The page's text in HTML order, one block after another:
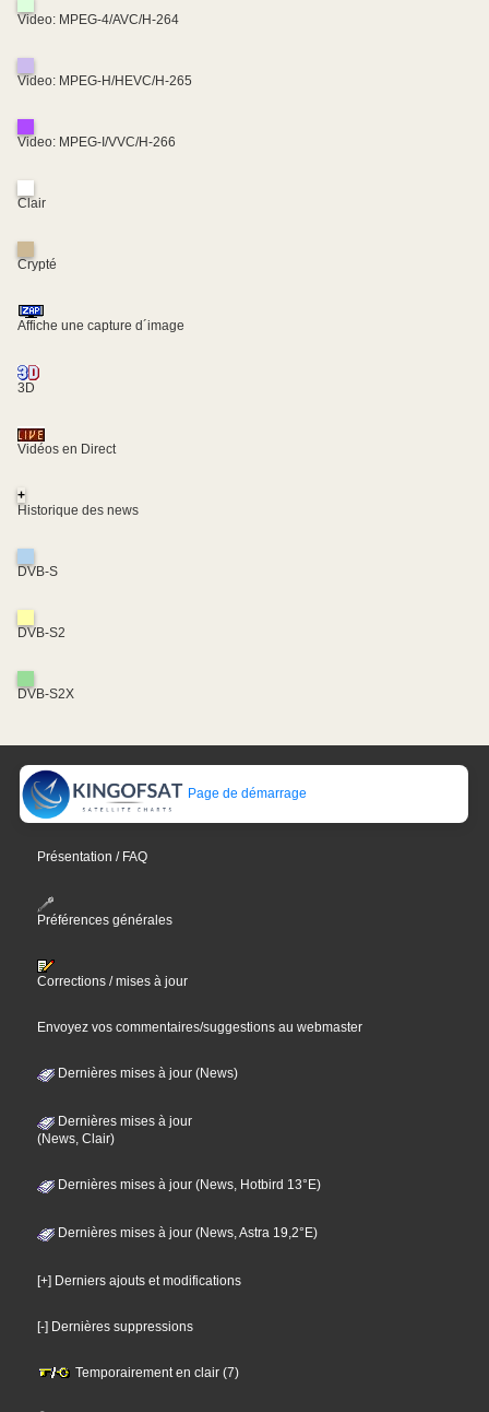
Video: MPEG-4/AVC/H-264
Video: MPEG-H/HEVC/H-265
Video: MPEG-I/VVC/H-266
Clair
Crypté
Affiche une capture d´image
3D
Vidéos en Direct
+
Historique des news
DVB-S
DVB-S2
DVB-S2X
Page de démarrage
Présentation / FAQ
Préférences générales
Corrections / mises à jour
Envoyez vos commentaires/suggestions au webmaster
Dernières mises à jour (News)
Dernières mises à jour
(News, Clair)
Dernières mises à jour (News, Hotbird 13°E)
Dernières mises à jour (News, Astra 19,2°E)
[+] Derniers ajouts et modifications
[-] Dernières suppressions
Temporairement en clair (7)